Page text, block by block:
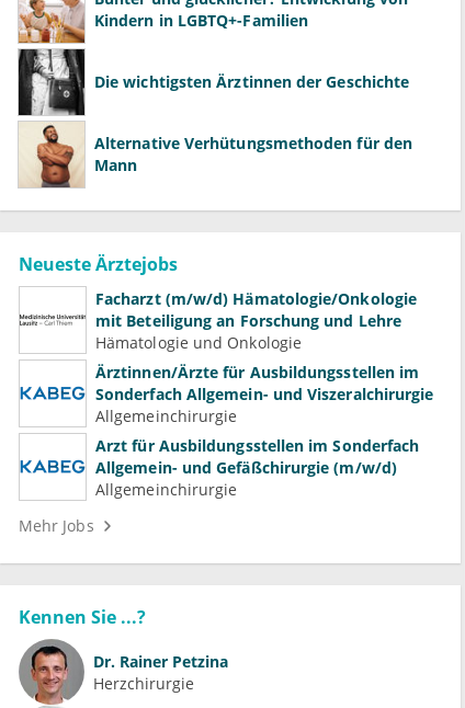
Kindern in LGBTQ+-Familien
Die wichtigsten Ärztinnen der Geschichte
Alternative Verhütungsmethoden für den
Mann
Neueste Ärztejobs
Facharzt (m/w/d) Hämatologie/Onkologie
mit Beteiligung an Forschung und Lehre
Hämatologie und Onkologie
Ärztinnen/Ärzte für Ausbildungsstellen im
Sonderfach Allgemein- und Viszeralchirurgie
Allgemeinchirurgie
Arzt für Ausbildungsstellen im Sonderfach
Allgemein- und Gefäßchirurgie (m/w/d)
Allgemeinchirurgie
Mehr Jobs
Kennen Sie ...?
Dr. Rainer Petzina
Herzchirurgie